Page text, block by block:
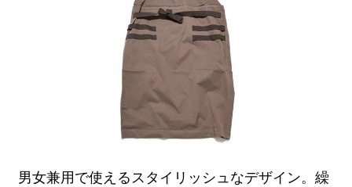
男女兼用で使えるスタイリッシュなデザイン。繰